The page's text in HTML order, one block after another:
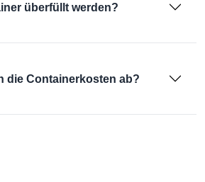
überfüllt werden?
die Containerkosten ab?